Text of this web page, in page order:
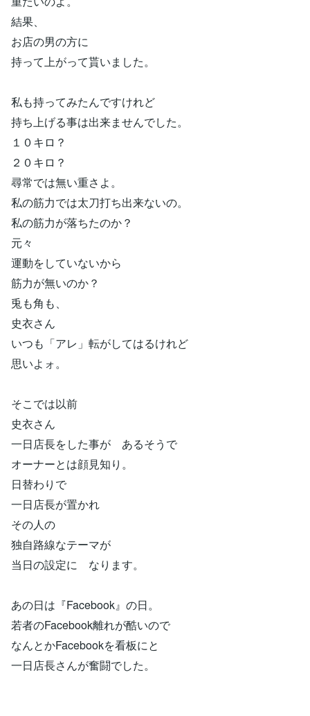
結果、
お店の男の方に
持って上がって貰いました。
私も持ってみたんですけれど
持ち上げる事は出来ませんでした。
１０キロ？
２０キロ？
尋常では無い重さよ。
私の筋力では太刀打ち出来ないの。
私の筋力が落ちたのか？
元々
運動をしていないから
筋力が無いのか？
兎も角も、
史衣さん
いつも「アレ」転がしてはるけれど
思いよォ。
そこでは以前
史衣さん
一日店長をした事が あるそうで
オーナーとは顔見知り。
日替わりで
一日店長が置かれ
その人の
独自路線なテーマが
当日の設定に なります。
あの日は『Facebook』の日。
若者のFacebook離れが酷いので
なんとかFacebookを看板にと
一日店長さんが奮闘でした。